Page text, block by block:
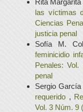
Rita
las víctimas
Ciencias
justicia penal
Sofía M.
feminicidio
Penales:
penal
Sergio
requerido ,
Vol. 3 Núm. 9